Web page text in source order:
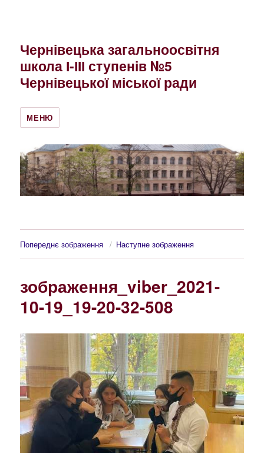
Чернівецька загальноосвітня
школа І-ІІІ ступенів №5
Чернівецької міської ради
МЕНЮ
Попереднє зображення Наступне зображення
зображення_viber_2021-
10-19_19-20-32-508